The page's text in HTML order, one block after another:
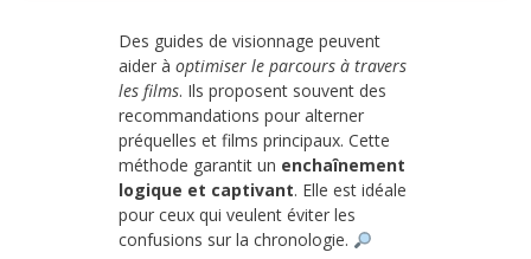
Des guides de visionnage peuvent
aider à optimiser le parcours à travers
les films. Ils proposent souvent des
recommandations pour alterner
préquelles et films principaux. Cette
méthode garantit un enchaînement
logique et captivant. Elle est idéale
pour ceux qui veulent éviter les
confusions sur la chronologie.